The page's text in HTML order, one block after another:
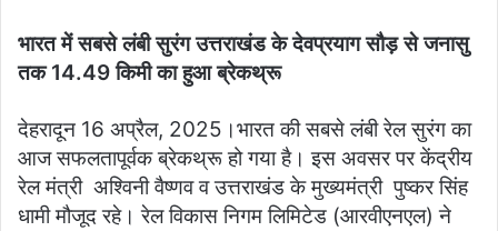
भारत में सबसे लंबी सुरंग उत्तराखंड के देवप्रयाग सौड़ से जनासु
तक 14.49 किमी का हुआ ब्रेकथ्रू
देहरादून 16 अप्रैल, 2025।भारत की सबसे लंबी रेल सुरंग का
आज सफलतापूर्वक ब्रेकथ्रू हो गया है। इस अवसर पर केंद्रीय
रेल मंत्री अश्विनी वैष्णव व उत्तराखंड के मुख्यमंत्री पुष्कर सिंह
धामी मौजूद रहे। रेल विकास निगम लिमिटेड (आरवीएनएल) ने